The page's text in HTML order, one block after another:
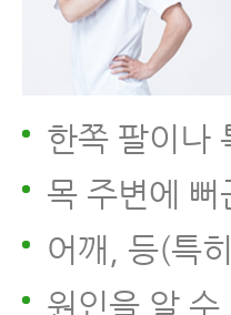
한쪽 팔이나
목 주변에 뻐
어깨, 등(특
원인을 알 수